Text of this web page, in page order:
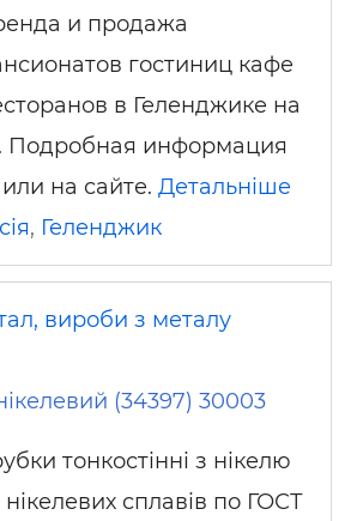
и продажа
гостиниц кафе
в Геленджике на
Подробная информация
на сайте. Детальніше
, Геленджик
вироби з металу
(34397) 30003
тонкостінні з нікелю
нікелевих сплавів по ГОСТ